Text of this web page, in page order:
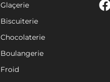
Glaçerie
Biscuiterie
Chocolaterie
Boulangerie
Froid